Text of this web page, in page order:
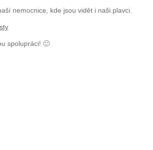
nemocnice, kde jsou vidět i naši plavci.
spolupráci! 🙂